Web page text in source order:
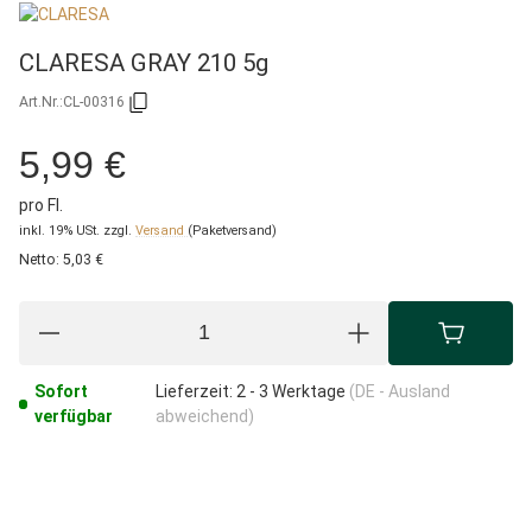
CLARESA GRAY 210 5g
Art.Nr.:CL-00316
5,99 €
pro Fl.
inkl. 19% USt. zzgl. Versand (Paketversand)
Netto: 5,03 €
Sofort
verfügbar
Lieferzeit: 2 - 3 Werktage (DE - Ausland
abweichend)